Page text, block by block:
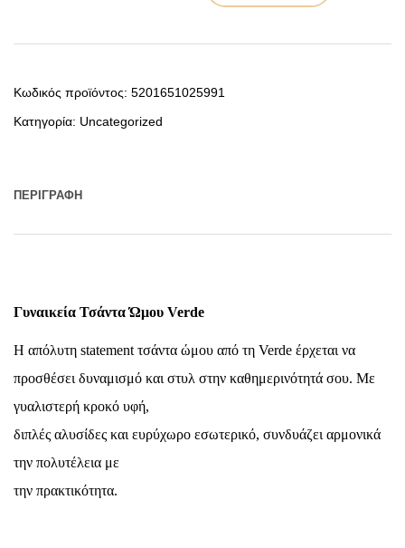
Κωδικός προϊόντος: 5201651025991
Κατηγορία: Uncategorized
ΠΕΡΙΓΡΑΦΉ
Γυναικεία Τσάντα Ώμου Verde
Η απόλυτη statement τσάντα ώμου από τη Verde έρχεται να
προσθέσει δυναμισμό και στυλ στην καθημερινότητά σου. Με
γυαλιστερή κροκό υφή,
διπλές αλυσίδες και ευρύχωρο εσωτερικό, συνδυάζει αρμονικά
την πολυτέλεια με
την πρακτικότητα.